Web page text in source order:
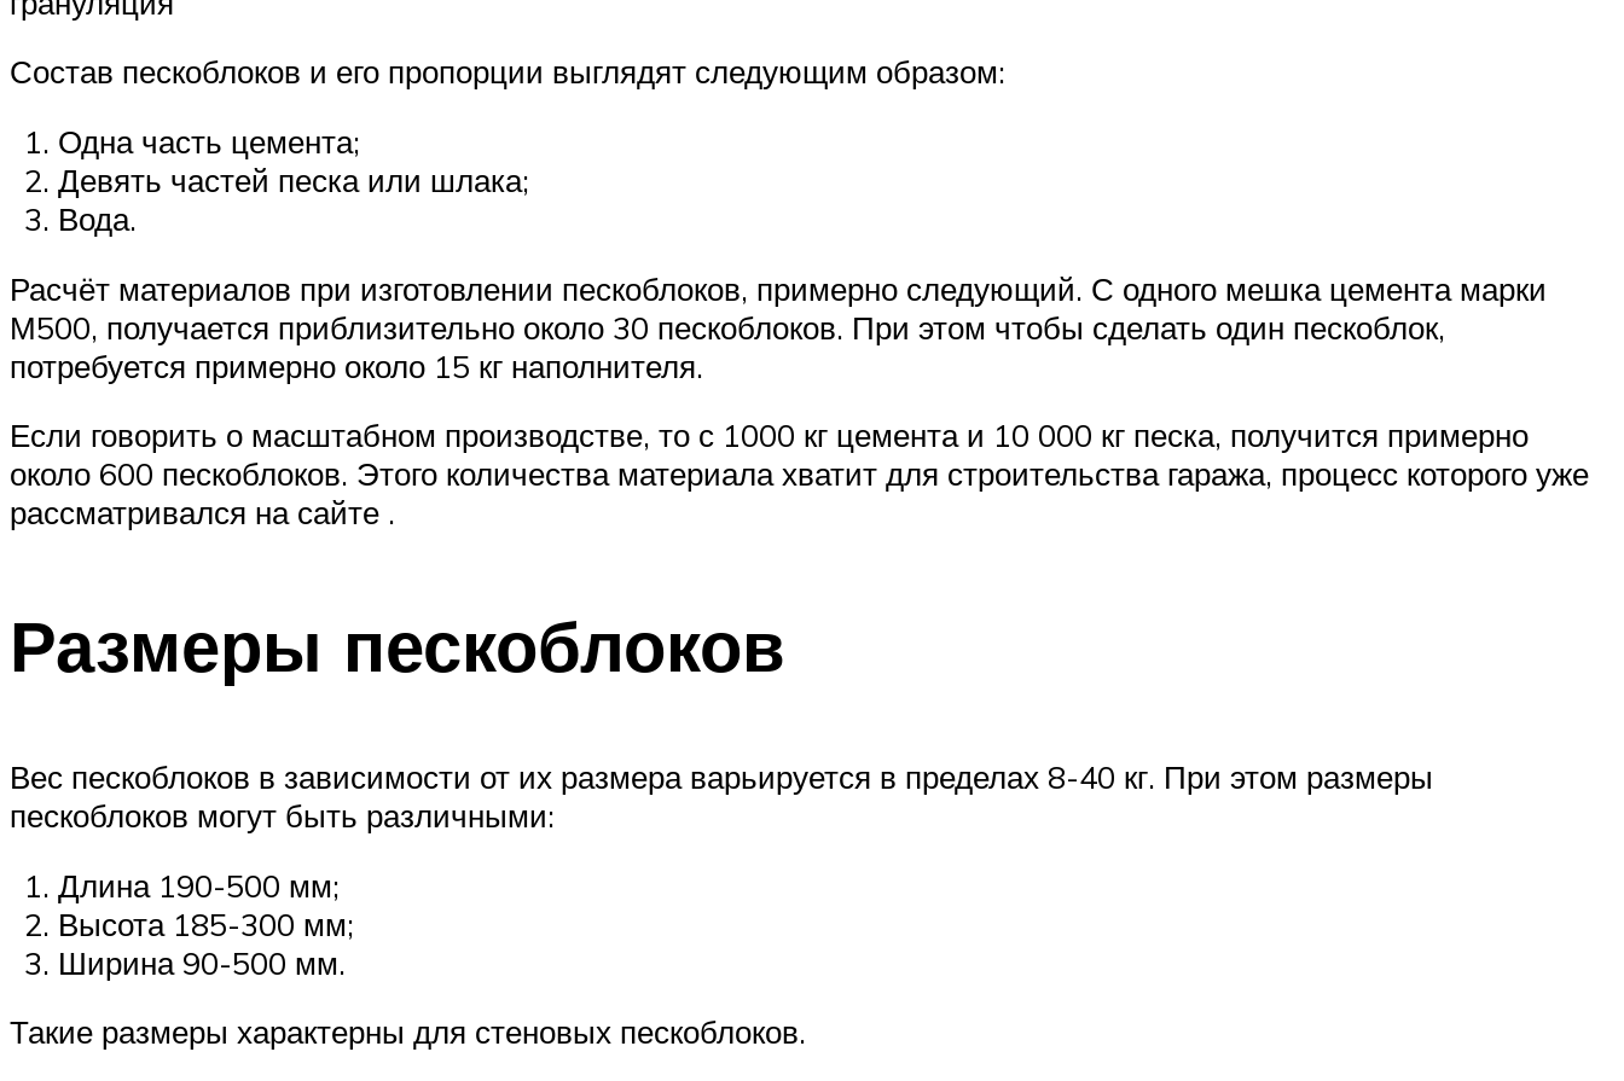
Состав пескоблоков и его пропорции выглядят следующим образом:
Одна часть цемента;
Девять частей песка или шлака;
Вода.
Расчёт материалов при изготовлении пескоблоков, примерно следующий. С одного мешка цемента марки
М500, получается приблизительно около 30 пескоблоков. При этом чтобы сделать один пескоблок,
потребуется примерно около 15 кг наполнителя.
Если говорить о масштабном производстве, то с 1000 кг цемента и 10 000 кг песка, получится примерно
около 600 пескоблоков. Этого количества материала хватит для строительства гаража, процесс которого уже
рассматривался на сайте .
Размеры пескоблоков
Вес пескоблоков в зависимости от их размера варьируется в пределах 8-40 кг. При этом размеры
пескоблоков могут быть различными:
Длина 190-500 мм;
Высота 185-300 мм;
Ширина 90-500 мм.
Такие размеры характерны для стеновых пескоблоков.